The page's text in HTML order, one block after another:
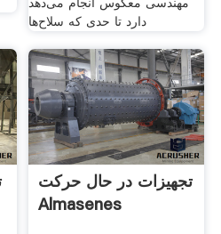
دارد تا حدی که سلاح‌ها
تجهیزات در حال حرکت
Almasenes